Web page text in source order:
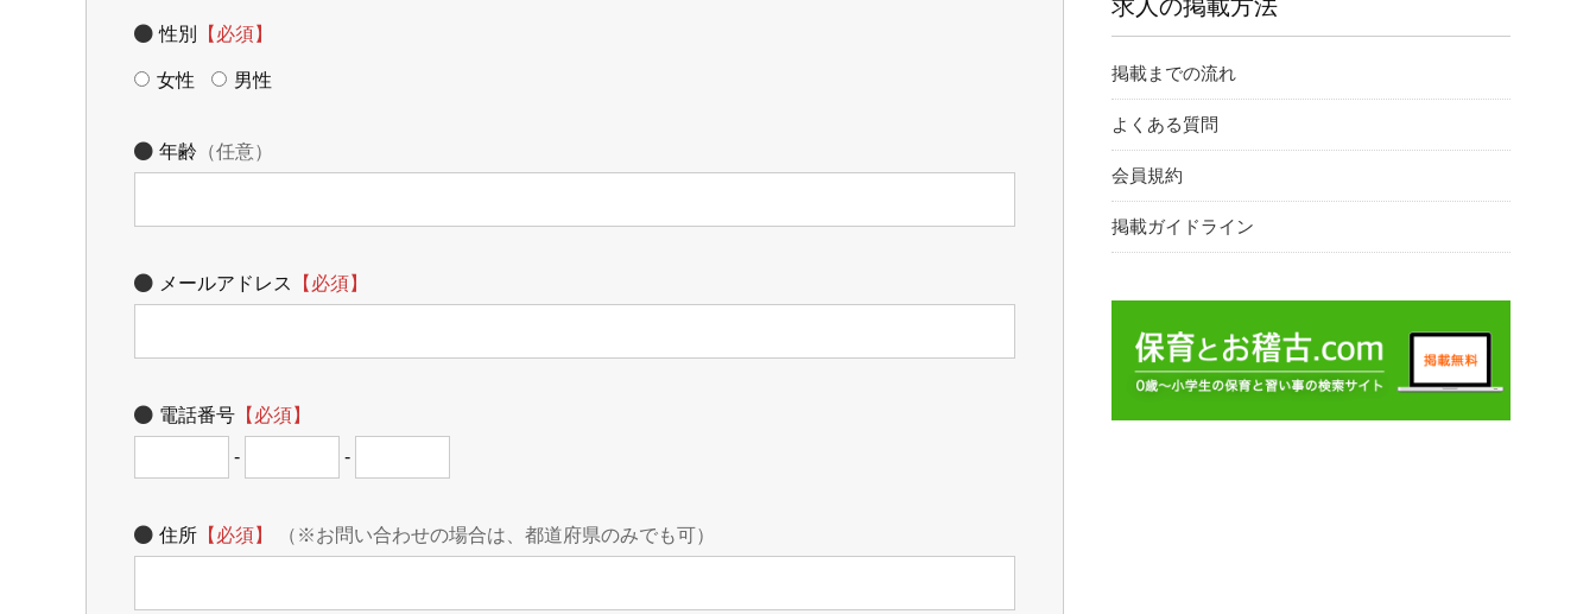
性別 【必須】
女性 男性
年齢 （任意）
メールアドレス 【必須】
電話番号 【必須】
- -
住所 【必須】 （※お問い合わせの場合は、都道府県のみでも可）
求人の掲載方法
掲載までの流れ
よくある質問
会員規約
掲載ガイドライン